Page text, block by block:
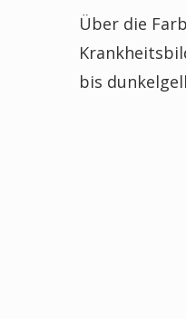
Über die
bis